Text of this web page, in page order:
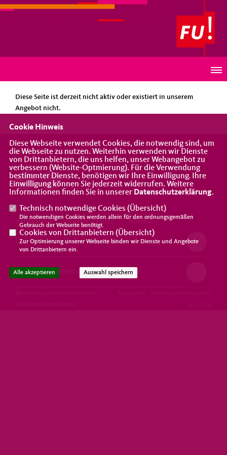
Diese Seite ist derzeit nicht aktiv oder existiert in unserem
Angebot nicht.
Eine Vereinigung der CDU
IMPRESSUM DATENSCHUTZ
Frauen Union Baden-Württemberg
Frauen Union der CDU Deutschlands
Cookie Hinweis
Diese Webseite verwendet Cookies, die notwendig sind, um
die Webseite zu nutzen. Weiterhin verwenden wir Dienste
von Drittanbietern, die uns helfen, unser Webangebot zu
verbessern (Website-Optmierung). Für die Verwendung
bestimmter Dienste, benötigen wir Ihre Einwilligung. Ihre
Einwilligung können Sie jederzeit widerrufen. Weitere
Informationen finden Sie in unserer Datenschutzerklärung.
Technisch notwendige Cookies (Übersicht)
Die notwendigen Cookies werden allein für den ordnungsgemäßen
Gebrauch der Webseite benötigt.
Cookies von Drittanbietern (Übersicht)
Zur Optimierung unserer Webseite binden wir Dienste und Angebote
von Drittanbietern ein.
Alle akzeptieren Auswahl speichern